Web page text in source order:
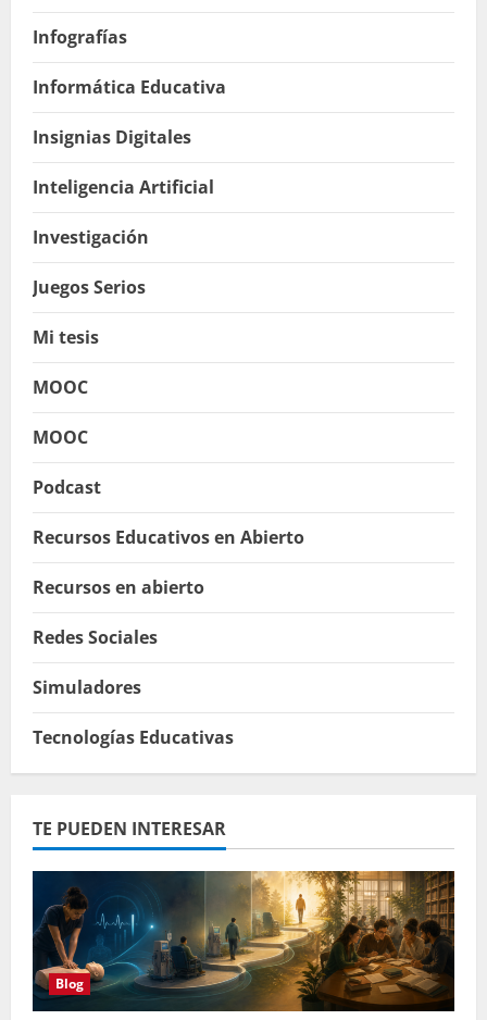
Infografías
Informática Educativa
Insignias Digitales
Inteligencia Artificial
Investigación
Juegos Serios
Mi tesis
MOOC
MOOC
Podcast
Recursos Educativos en Abierto
Recursos en abierto
Redes Sociales
Simuladores
Tecnologías Educativas
TE PUEDEN INTERESAR
Blog